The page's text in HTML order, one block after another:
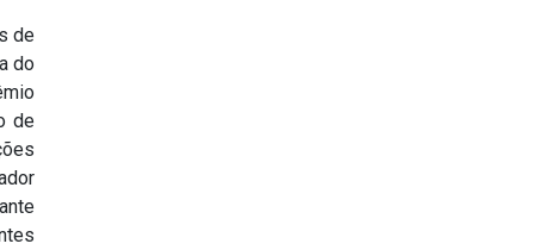
de
do
de